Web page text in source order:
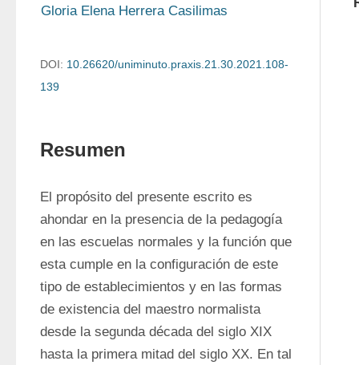
Gloria Elena Herrera Casilimas
DOI: 10.26620/uniminuto.praxis.21.30.2021.108-
139
Resumen
El propósito del presente escrito es
ahondar en la presencia de la pedagogía
en las escuelas normales y la función que
esta cumple en la configuración de este
tipo de establecimientos y en las formas
de existencia del maestro normalista
desde la segunda década del siglo XIX
hasta la primera mitad del siglo XX. En tal